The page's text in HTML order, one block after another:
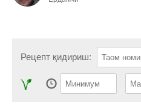
Рецепт қидириш: